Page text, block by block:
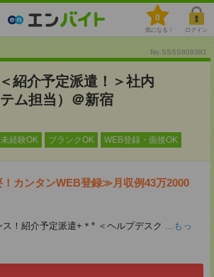
0
気になる！ ログイン
No.SSSS809381
紹介予定派遣！＞社内
ム担当）＠新宿
経験OK ブランクOK WEB登録・面接OK
カンタンWEB登録≫月収例43万2000
！紹介予定派遣+＊* ＜ヘルプデスク ...もっ